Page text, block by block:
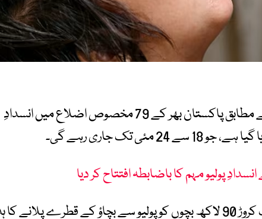
نیشنل ایمرجنسی آپریشنز سینٹر کے مطابق پاکستان بھر کے 79 مخصوص اضلاع میں انسدادِ
تک جاری رہے گی۔
پولیو مہم کا باضابطہ افتتاح کر دیا
حکام کے مطابق مہم کے دوران ایک کروڑ 90 لاکھ بچوں کو پولیو سے بچاؤ کے قطرے